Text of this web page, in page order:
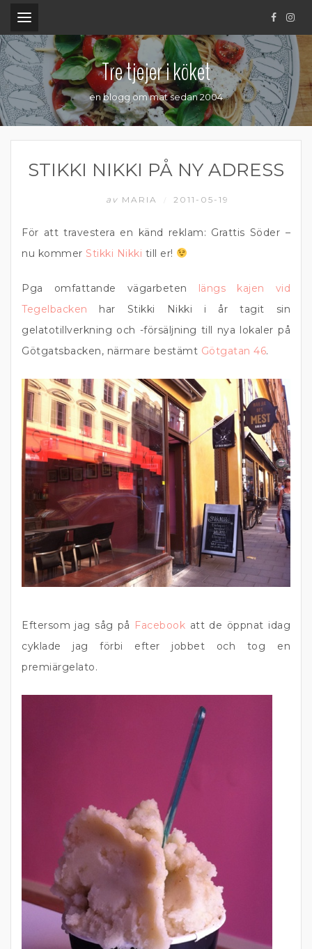
.
Tre tjejer i köket
en blogg om mat sedan 2004
STIKKI NIKKI PÅ NY ADRESS
av MARIA 2011-05-19
För att travestera en känd reklam: Grattis Söder –
nu kommer Stikki Nikki till er!
Pga omfattande vägarbeten längs kajen vid
Tegelbacken har Stikki Nikki i år tagit sin
gelatotillverkning och -försäljning till nya lokaler på
Götgatsbacken, närmare bestämt Götgatan 46.
Eftersom jag såg på Facebook att de öppnat idag
cyklade jag förbi efter jobbet och tog en
premiärgelato.